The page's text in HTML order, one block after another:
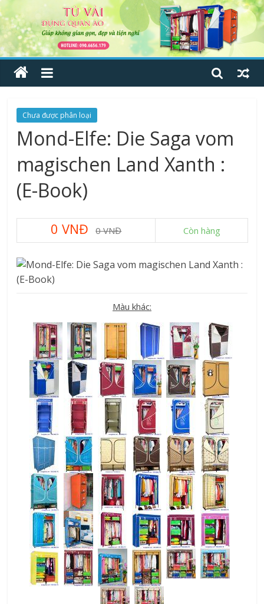
Chưa được phân loại
Mond-Elfe: Die Saga vom
magischen Land Xanth :
(E-Book)
0 VNĐ 0 VNĐ Còn hàng
Màu khác: